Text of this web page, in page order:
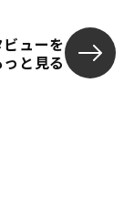
ューを
っと見る